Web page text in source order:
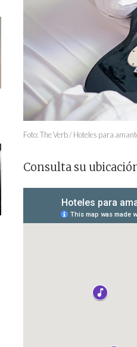
Foto: The Verb / Hoteles para
Consulta su